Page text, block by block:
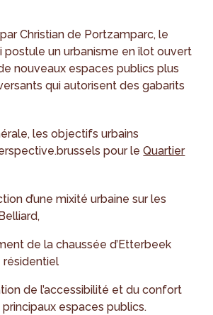
Christian de Portzamparc, le
postule un urbanisme en îlot ouvert
nouveaux espaces publics plus
qui autorisent des gabarits
les objectifs urbains
pour leQuartier
d’une mixité urbaine sur les
de la chaussée d’Etterbeek
résidentiel
de l’accessibilité et du confort
principaux espaces publics.